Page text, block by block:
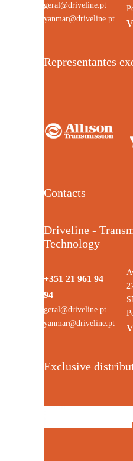
geral@driveline.pt
yanmar@driveline.pt
Representantes
Contacts
Driveline -
Technology
+351 21 961 94
94
geral@driveline.pt
yanmar@driveline.pt
Exclusive